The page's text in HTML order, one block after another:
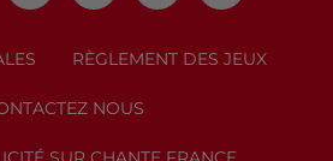
RÈGLEMENT DES JEUX
NOUS